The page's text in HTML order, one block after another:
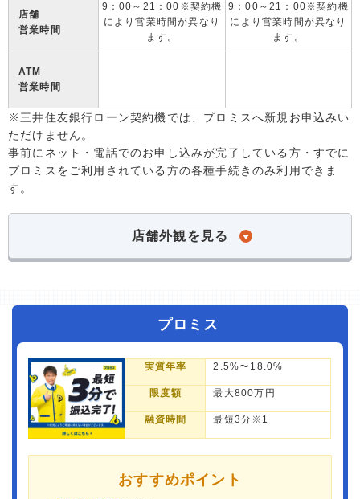
店舗
営業時間
9：00～21：00※契約機
により営業時間が異なり
ます。
9：00～21：00※契約機
により営業時間が異なり
ます。
ATM
営業時間
※三井住友銀行ローン契約機では、プロミスへ新規お申込みい
ただけません。
事前にネット・電話でのお申し込みが完了している方・すでに
プロミスをご利用されている方の各種手続きのみ利用できま
す。
店舗外観を見る
プロミス
実質年率 2.5%〜18.0%
限度額 最大800万円
融資時間 最短3分※1
おすすめポイント